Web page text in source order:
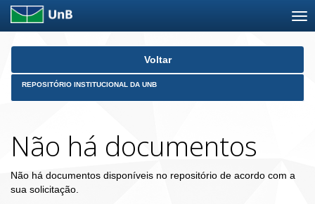
Skip
Voltar
REPOSITÓRIO INSTITUCIONAL DA UNB
Não há documentos
Não há documentos disponíveis no repositório de acordo com a
sua solicitação.